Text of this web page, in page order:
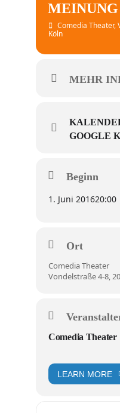
MEINUNG
Comedia Theater,
Köln
MEHR
GOOGLE
Beginn
1. Juni 201620:00
Ort
Comedia Theater
Vondelstraße 4-8,
Comedia Theater
LEARN MORE